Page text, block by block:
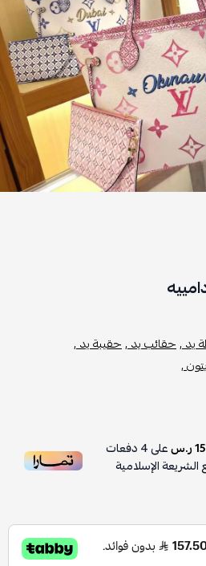
يد ,حقائب يد ,حقيبة يد ,
,
على4دفعات
الإسلامية